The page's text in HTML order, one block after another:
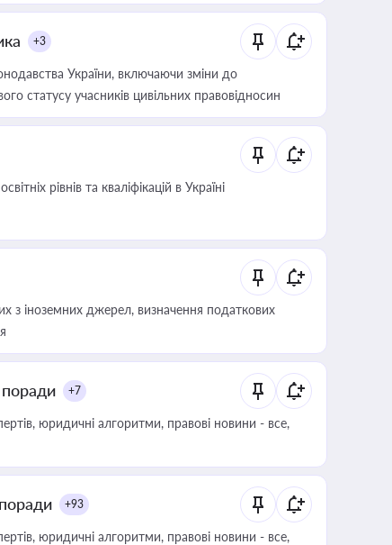
+3
України, включаючи зміни до
статусу учасників цивільних правовідносин
рівнів та кваліфікацій в Україні
з іноземних джерел, визначення податкових
поради +7
юридичні алгоритми, правові новини - все,
+93
юридичні алгоритми, правові новини - все,